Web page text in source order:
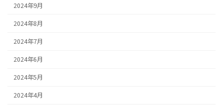
2024年9月
2024年8月
2024年7月
2024年6月
2024年5月
2024年4月